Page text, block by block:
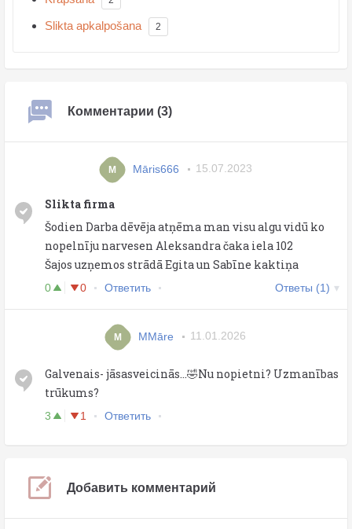
Slikta apkalpošana 2
Комментарии (3)
M Māris666 15.07.2023
Slikta firma
Šodien Darba dēvēja atņēma man visu algu vidū ko
nopelnīju narvesen Aleksandra čaka iela 102
Šajos uzņemos strādā Egita un Sabīne kaktiņa
0 0 Ответить Ответы (1)
M MMāre 11.01.2026
Galvenais- jāsasveicinās...🤣Nu nopietni? Uzmanības
trūkums?
3 1 Ответить
Добавить комментарий